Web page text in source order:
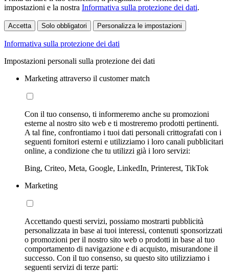
impostazioni e la nostra Informativa sulla protezione dei dati.
Accetta Solo obbligatori Personalizza le impostazioni
Informativa sulla protezione dei dati
Impostazioni personali sulla protezione dei dati
Marketing attraverso il customer match
Con il tuo consenso, ti informeremo anche su promozioni
esterne al nostro sito web e ti mostreremo prodotti pertinenti.
A tal fine, confrontiamo i tuoi dati personali crittografati con i
seguenti fornitori esterni e utilizziamo i loro canali pubblicitari
online, a condizione che tu utilizzi già i loro servizi:
Bing, Criteo, Meta, Google, LinkedIn, Printerest, TikTok
Marketing
Accettando questi servizi, possiamo mostrarti pubblicità
personalizzata in base ai tuoi interessi, contenuti sponsorizzati
o promozioni per il nostro sito web o prodotti in base al tuo
comportamento di navigazione e di acquisto, misurandone il
successo. Con il tuo consenso, su questo sito utilizziamo i
seguenti servizi di terze parti: